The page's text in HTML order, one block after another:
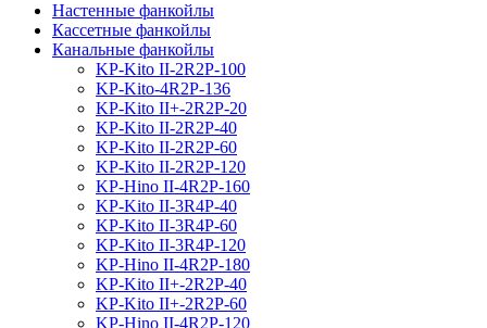
Настенные фанкойлы
Кассетные фанкойлы
Канальные фанкойлы
KP-Kito II-2R2P-100
KP-Kito-4R2P-136
KP-Kito II+-2R2P-20
KP-Kito II-2R2P-40
KP-Kito II-2R2P-60
KP-Kito II-2R2P-120
KP-Hino II-4R2P-160
KP-Kito II-3R4P-40
KP-Kito II-3R4P-60
KP-Kito II-3R4P-120
KP-Hino II-4R2P-180
KP-Kito II+-2R2P-40
KP-Kito II+-2R2P-60
KP-Hino II-4R2P-120